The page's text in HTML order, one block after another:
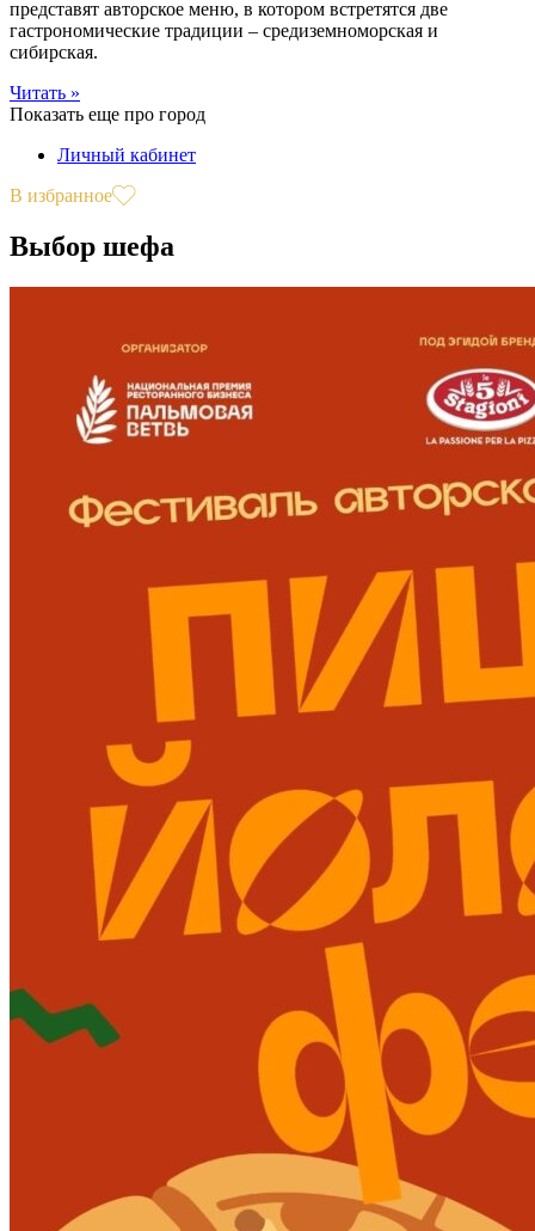
представят авторское меню, в котором встретятся две
гастрономические традиции – средиземноморская и
сибирская.
Читать »
Показать еще про город
Личный кабинет
В избранное
Выбор шефа